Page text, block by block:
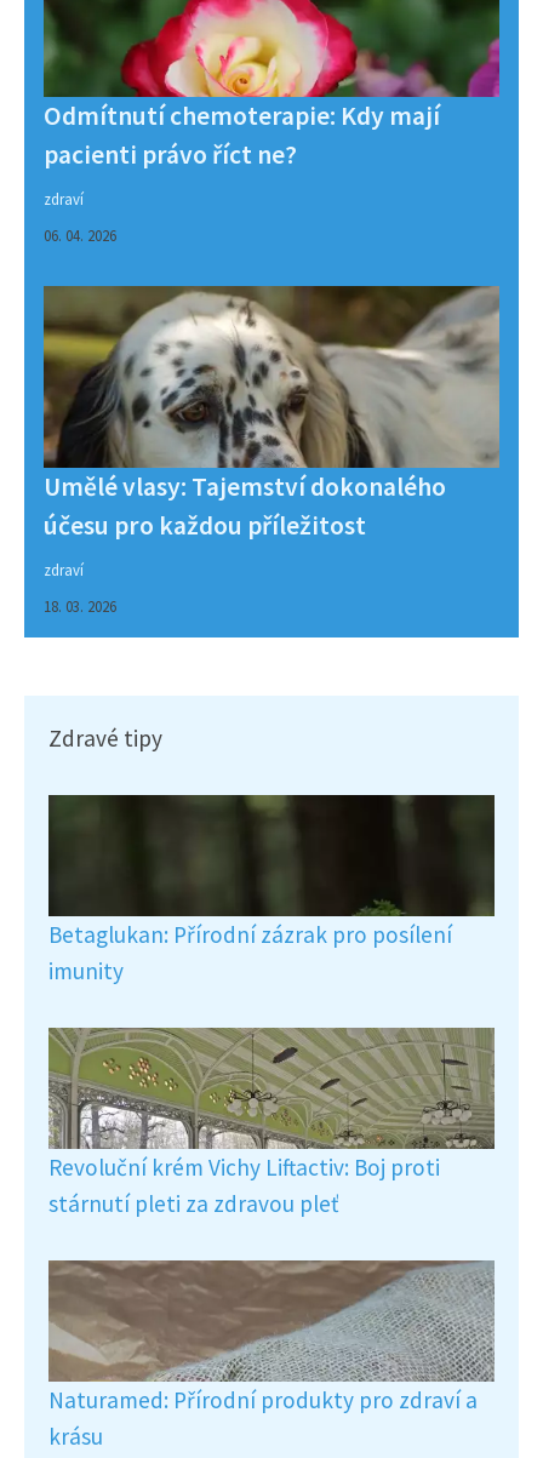
Odmítnutí chemoterapie: Kdy mají
pacienti právo říct ne?
zdraví
06. 04. 2026
Umělé vlasy: Tajemství dokonalého
účesu pro každou příležitost
zdraví
18. 03. 2026
Zdravé tipy
Betaglukan: Přírodní zázrak pro posílení
imunity
Revoluční krém Vichy Liftactiv: Boj proti
stárnutí pleti za zdravou pleť
Naturamed: Přírodní produkty pro zdraví a
krásu